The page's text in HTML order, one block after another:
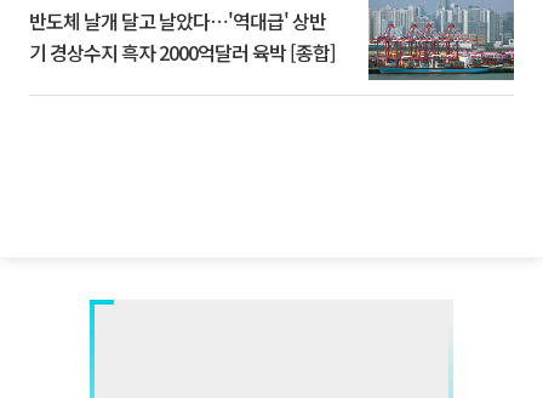
반도체 날개 달고 날았다⋯'역대급' 상반
기 경상수지 흑자 2000억달러 육박 [종합]